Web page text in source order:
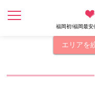
福岡初!福岡最安
エリアを